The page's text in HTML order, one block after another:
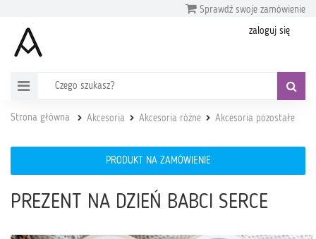
Sprawdź swoje zamówienie
zaloguj się
Strona główna Akcesoria Akcesoria różne Akcesoria pozostałe
PRODUKT NA ZAMÓWIENIE
PREZENT NA DZIEŃ BABCI SERCE